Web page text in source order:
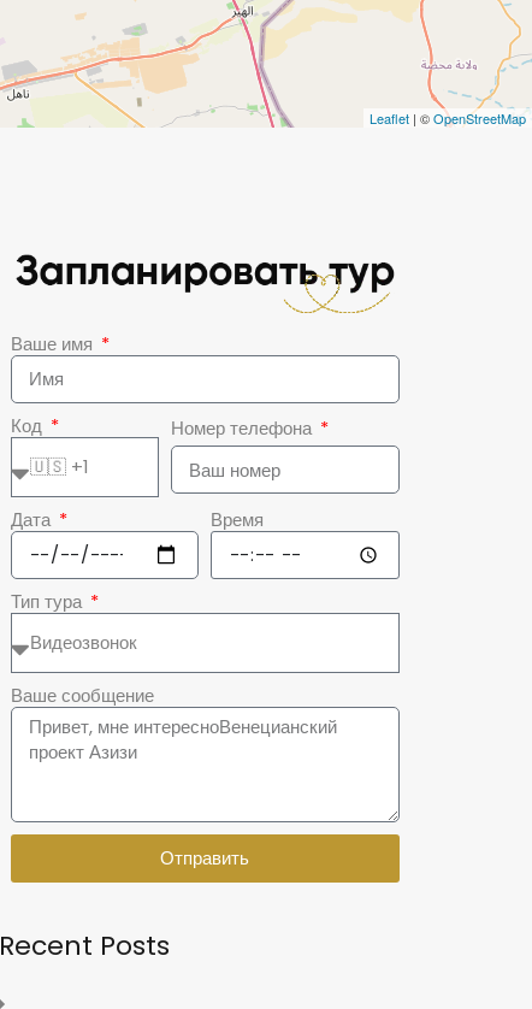
Leaflet | ©OpenStreetMap
Ваше имя
Код Номер телефона
Дата Время
Тип тура
Ваше сообщение
Отправить
Recent Posts